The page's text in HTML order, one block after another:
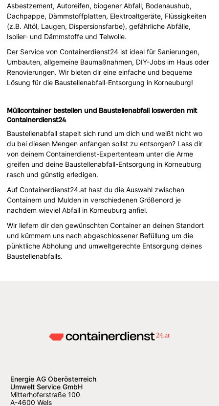
Asbestzement, Autoreifen, biogener Abfall, Bodenaushub,
Dachpappe, Dämmstoffplatten, Elektroaltgeräte, Flüssigkeiten
(z.B. Altöl, Laugen, Dispersionsfarbe), gefährliche Abfälle,
Isolier- und Dämmstoffe und Telwolle.
Der Service von Containerdienst24 ist ideal für Sanierungen,
Umbauten, allgemeine Baumaßnahmen, DIY-Jobs im Haus oder
Renovierungen. Wir bieten dir eine einfache und bequeme
Lösung für die Baustellenabfall-Entsorgung in Korneuburg!
Müllcontainer bestellen und Baustellenabfall loswerden mit
Containerdienst24
Baustellenabfall stapelt sich rund um dich und weißt nicht wo
du bei diesen Mengen anfangen sollst zu entsorgen? Lass dir
von deinem Containerdienst-Expertenteam unter die Arme
greifen und deine Baustellenabfall-Entsorgung in Korneuburg
rasch und günstig erledigen.
Auf Containerdienst24.at hast du die Auswahl zwischen
Containern und Mulden in verschiedenen Größenord je
nachdem wieviel Abfall in Korneuburg anfiel.
Wir liefern dir den gewünschten Container an deinen Standort
und kümmern uns nach abgeschlossener Befüllung um die
pünktliche Abholung und umweltgerechte Entsorgung deines
Baustellenabfalls.
Energie AG Oberösterreich
Umwelt Service GmbH
Mitterhoferstraße 100
A-4600 Wels